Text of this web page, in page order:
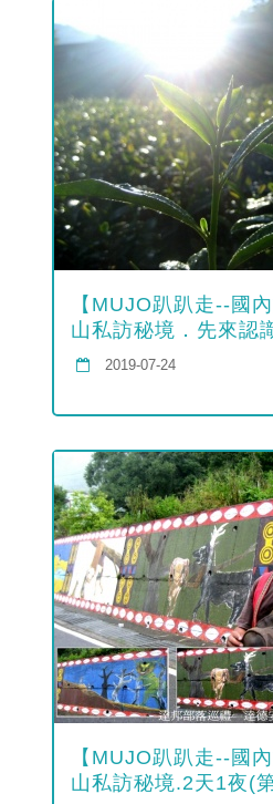
【MUJO趴趴走--國
山私訪秘境．先來認
2019-07-24
【MUJO趴趴走--國
山私訪秘境.2天1夜(